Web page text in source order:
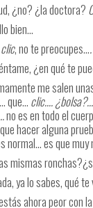
¿no? ¿la doctora?
bien…
clic, no te preocupes…
¿en qué te
me salen
que… clic…. ¿bolsa?…
no es en todo el
hacer alguna
normal… es que
mismas
ya lo sabes, qué
ahora peor con